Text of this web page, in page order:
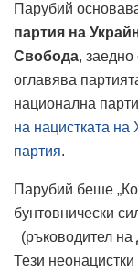
Парубий
партия на
Свобода, заедно
оглавява
национална
на нацистката
партия.
Парубий беше
бунтовнически
(ръководител на
Тези